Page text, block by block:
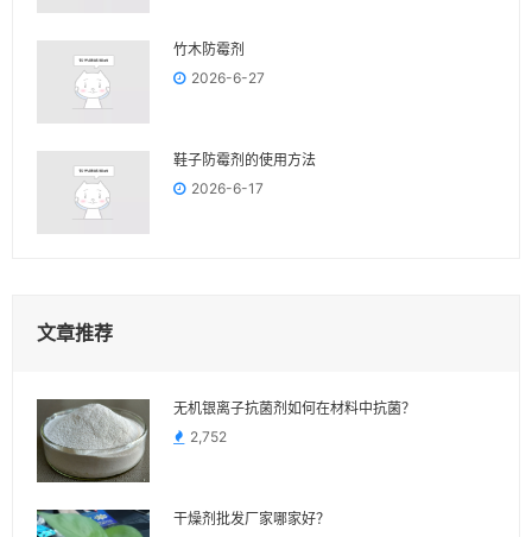
竹木防霉剂
2026-6-27
鞋子防霉剂的使用方法
2026-6-17
文章推荐
无机银离子抗菌剂如何在材料中抗菌？
2,752
干燥剂批发厂家哪家好？